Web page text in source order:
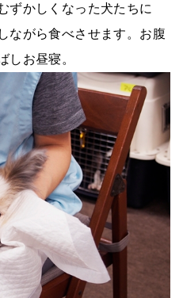
ずかしくなった犬たちに
ながら食べさせます。お腹
しお昼寝。